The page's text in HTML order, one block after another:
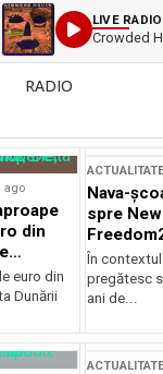
LIVE
Crowded
RADIO
ago
din
euro din
Dunării
Nava-
spre
În
pregătesc
ani de...